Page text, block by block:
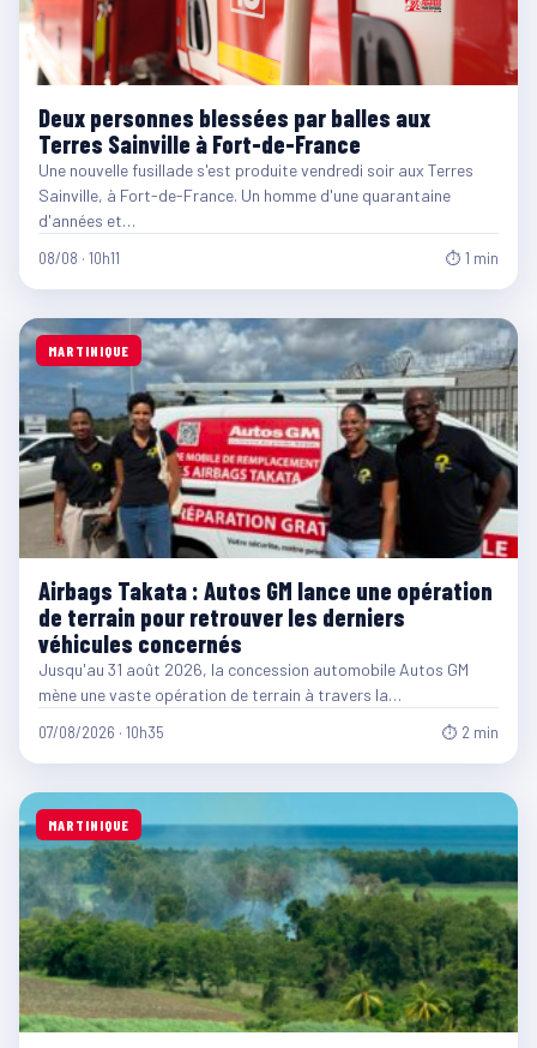
Deux personnes blessées par balles aux
Terres Sainville à Fort-de-France
Une nouvelle fusillade s'est produite vendredi soir aux Terres
Sainville, à Fort-de-France. Un homme d'une quarantaine
d'années et…
08/08 · 10h11 ⏱ 1 min
MARTINIQUE
Airbags Takata : Autos GM lance une opération
de terrain pour retrouver les derniers
véhicules concernés
Jusqu'au 31 août 2026, la concession automobile Autos GM
mène une vaste opération de terrain à travers la…
07/08/2026 · 10h35 ⏱ 2 min
MARTINIQUE